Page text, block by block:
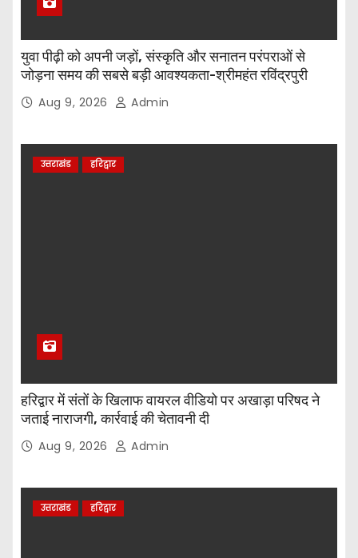
युवा पीढ़ी को अपनी जड़ों, संस्कृति और सनातन परंपराओं से
जोड़ना समय की सबसे बड़ी आवश्यकता-श्रीमहंत रविंद्रपुरी
Aug 9, 2026 Admin
उत्तराखंड हरिद्वार
हरिद्वार में संतों के खिलाफ वायरल वीडियो पर अखाड़ा परिषद ने
जताई नाराजगी, कार्रवाई की चेतावनी दी
Aug 9, 2026 Admin
उत्तराखंड हरिद्वार